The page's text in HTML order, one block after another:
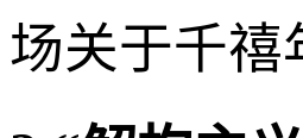
场关于千禧